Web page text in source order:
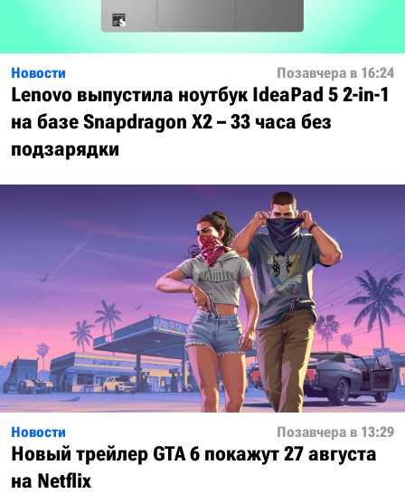
Новости Позавчера в 16:24
Lenovo выпустила ноутбук IdeaPad 5 2-in-1
на базе Snapdragon X2 – 33 часа без
подзарядки
Новости Позавчера в 13:29
Новый трейлер GTA 6 покажут 27 августа
на Netflix